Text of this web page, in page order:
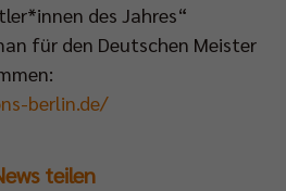
des Jahres“
für den Deutschen Meister
berlin.de/
teilen